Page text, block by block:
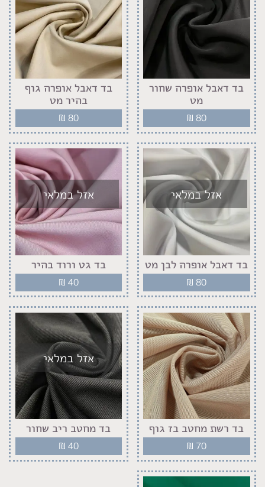
בד דאבל אופרה שחור
מט
₪ 80
בד דאבל אופרה גוף
בהיר מט
₪ 80
אזל במלאי
בד דאבל אופרה לבן מט
₪ 80
אזל במלאי
בד גט ורוד בהיר
₪ 40
בד רשת מחטב בז גוף
₪ 70
אזל במלאי
בד מחטב ריב שחור
₪ 40